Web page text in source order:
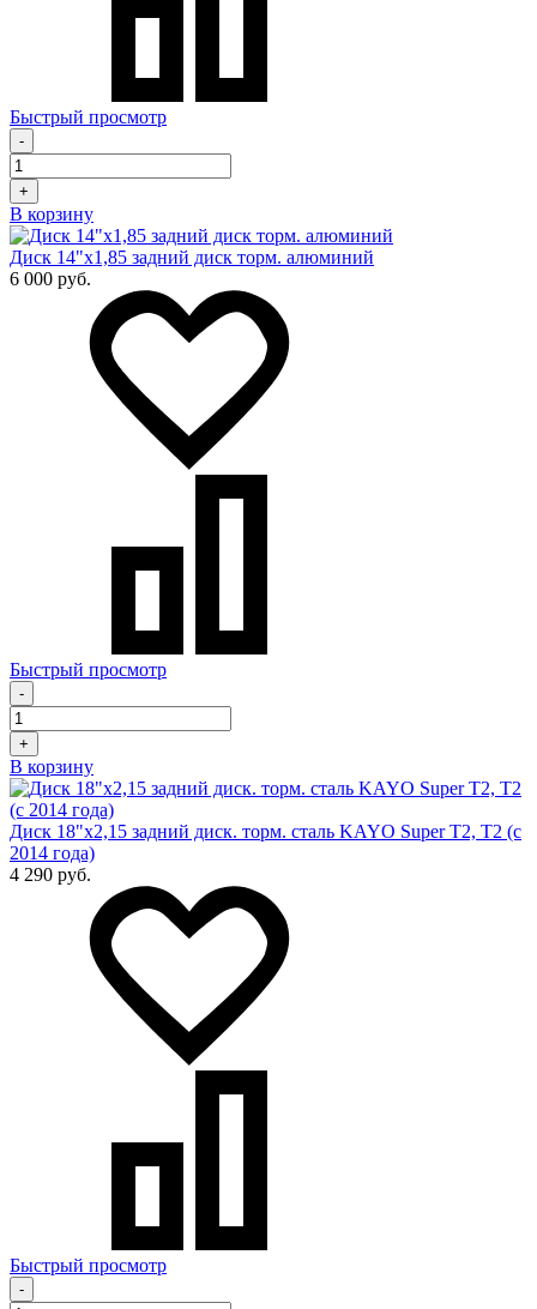
Быстрый просмотр
-
+
В корзину
Диск 14"х1,85 задний диск торм. алюминий
6 000 руб.
Быстрый просмотр
-
+
В корзину
Диск 18"х2,15 задний диск. торм. сталь KAYO Super T2, T2 (с
2014 года)
4 290 руб.
Быстрый просмотр
-